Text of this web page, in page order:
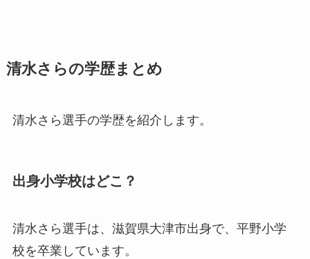
清水さらの学歴まとめ
清水さら選手の学歴を紹介します。
出身小学校はどこ？
清水さら選手は、滋賀県大津市出身で、平野小学
校を卒業しています。